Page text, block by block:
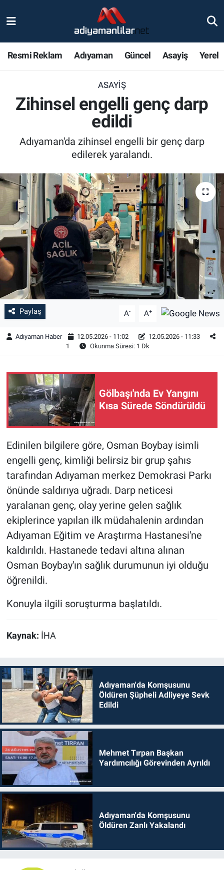
Resmi Reklam Adıyaman Güncel Asayiş Yerel
ASAYIŞ
Zihinsel engelli genç darp
edildi
Adıyaman'da zihinsel engelli bir genç darp
edilerek yaralandı.
Paylaş A- A+
Adıyaman Haber 12.05.2026 - 11:02
12.05.2026 - 11:33
1
Okunma Süresi: 1 Dk
Gölbaşı'nda Ev Yangını
Kısa Sürede Söndürüldü
Edinilen bilgilere göre, Osman Boybay isimli
engelli genç, kimliği belirsiz bir grup şahıs
tarafından Adıyaman merkez Demokrasi Parkı
önünde saldırıya uğradı. Darp neticesi
yaralanan genç, olay yerine gelen sağlık
ekiplerince yapılan ilk müdahalenin ardından
Adıyaman Eğitim ve Araştırma Hastanesi'ne
kaldırıldı. Hastanede tedavi altına alınan
Osman Boybay'ın sağlık durumunun iyi olduğu
öğrenildi.
Konuyla ilgili soruşturma başlatıldı.
Kaynak: İHA
Adıyaman'da Komşusunu
Öldüren Şüpheli Adliyeye Sevk
Edildi
Mehmet Tırpan Başkan
Yardımcılığı Görevinden Ayrıldı
Adıyaman'da Komşusunu
Öldüren Zanlı Yakalandı
Bölge Haberleri
Asayiş
Sağlık
Özel Haber
Kültür Sanat
Eğitim
Ekonomi
Çevre
BİLİM VE TEKNOLOJİ
Şambayat Haber
Nöbetçi Eczaneler
Adiyaman Namaz Vakitleri
Süper Lig Puan Durumu ve Fikstür
Son Dakika Haberleri
Haber Arşivi